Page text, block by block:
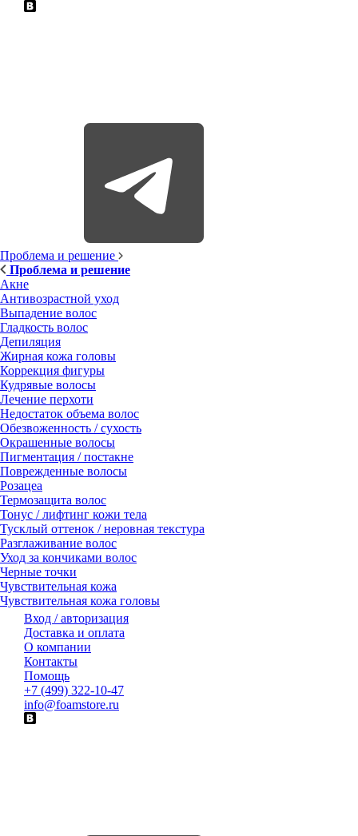
Проблема и решение
Проблема и решение
Акне
Антивозрастной уход
Выпадение волос
Гладкость волос
Депиляция
Жирная кожа головы
Коррекция фигуры
Кудрявые волосы
Лечение перхоти
Недостаток объема волос
Обезвоженность / сухость
Окрашенные волосы
Пигментация / постакне
Поврежденные волосы
Розацеа
Термозащита волос
Тонус / лифтинг кожи тела
Тусклый оттенок / неровная текстура
Разглаживание волос
Уход за кончиками волос
Черные точки
Чувствительная кожа
Чувствительная кожа головы
Вход / авторизация
Доставка и оплата
О компании
Контакты
Помощь
+7 (499) 322-10-47
info@foamstore.ru